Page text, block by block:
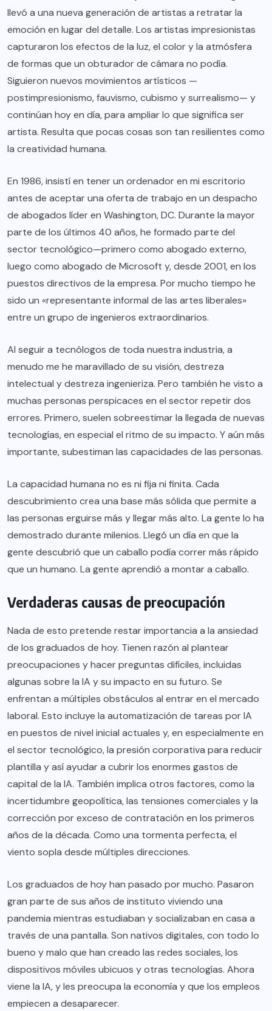
llevó a una nueva generación de artistas a retratar la
emoción en lugar del detalle. Los artistas impresionistas
capturaron los efectos de la luz, el color y la atmósfera
de formas que un obturador de cámara no podía.
Siguieron nuevos movimientos artísticos —
postimpresionismo, fauvismo, cubismo y surrealismo— y
continúan hoy en día, para ampliar lo que significa ser
artista. Resulta que pocas cosas son tan resilientes como
la creatividad humana.
En 1986, insistí en tener un ordenador en mi escritorio
antes de aceptar una oferta de trabajo en un despacho
de abogados líder en Washington, DC. Durante la mayor
parte de los últimos 40 años, he formado parte del
sector tecnológico—primero como abogado externo,
luego como abogado de Microsoft y, desde 2001, en los
puestos directivos de la empresa. Por mucho tiempo he
sido un «representante informal de las artes liberales»
entre un grupo de ingenieros extraordinarios.
Al seguir a tecnólogos de toda nuestra industria, a
menudo me he maravillado de su visión, destreza
intelectual y destreza ingenieriza. Pero también he visto a
muchas personas perspicaces en el sector repetir dos
errores. Primero, suelen sobreestimar la llegada de nuevas
tecnologías, en especial el ritmo de su impacto. Y aún más
importante, subestiman las capacidades de las personas.
La capacidad humana no es ni fija ni finita. Cada
descubrimiento crea una base más sólida que permite a
las personas erguirse más y llegar más alto. La gente lo ha
demostrado durante milenios. Llegó un día en que la
gente descubrió que un caballo podía correr más rápido
que un humano. La gente aprendió a montar a caballo.
Verdaderas causas de preocupación
Nada de esto pretende restar importancia a la ansiedad
de los graduados de hoy. Tienen razón al plantear
preocupaciones y hacer preguntas difíciles, incluidas
algunas sobre la IA y su impacto en su futuro. Se
enfrentan a múltiples obstáculos al entrar en el mercado
laboral. Esto incluye la automatización de tareas por IA
en puestos de nivel inicial actuales y, en especialmente en
el sector tecnológico, la presión corporativa para reducir
plantilla y así ayudar a cubrir los enormes gastos de
capital de la IA. También implica otros factores, como la
incertidumbre geopolítica, las tensiones comerciales y la
corrección por exceso de contratación en los primeros
años de la década. Como una tormenta perfecta, el
viento sopla desde múltiples direcciones.
Los graduados de hoy han pasado por mucho. Pasaron
gran parte de sus años de instituto viviendo una
pandemia mientras estudiaban y socializaban en casa a
través de una pantalla. Son nativos digitales, con todo lo
bueno y malo que han creado las redes sociales, los
dispositivos móviles ubicuos y otras tecnologías. Ahora
viene la IA, y les preocupa la economía y que los empleos
empiecen a desaparecer.